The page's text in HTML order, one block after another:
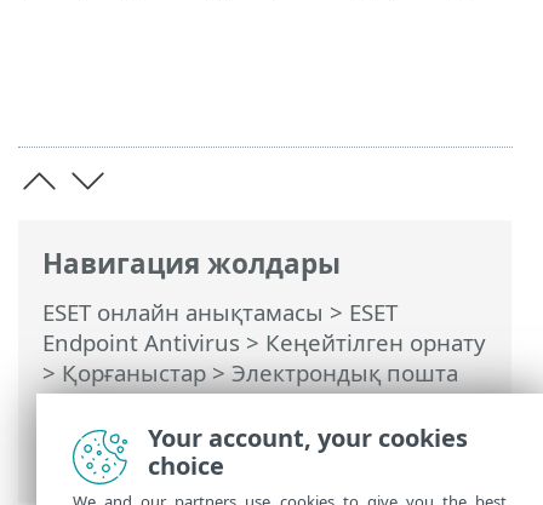
Навигация жолдары
ESET онлайн анықтамасы > ESET
Endpoint Antivirus > Кеңейтілген орнату
> Қорғаныстар>Электрондық пошта
клиентін қорғау>Пошта жәшігін
қорғау> Біріктірулер> Растау
диалогтық терезесі
Your account, your cookies
choice